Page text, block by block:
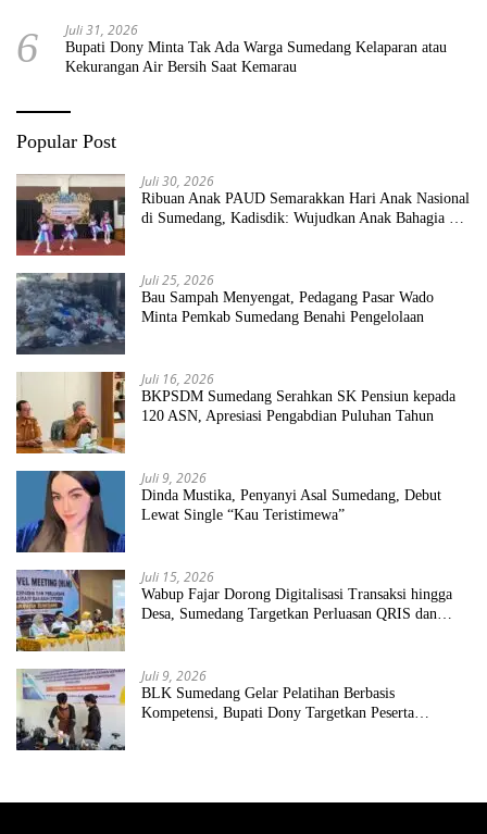
6 Juli 31, 2026
Bupati Dony Minta Tak Ada Warga Sumedang Kelaparan atau
Kekurangan Air Bersih Saat Kemarau
Popular Post
Juli 30, 2026
Ribuan Anak PAUD Semarakkan Hari Anak Nasional
di Sumedang, Kadisdik: Wujudkan Anak Bahagia dan
Juli 25, 2026
Bau Sampah Menyengat, Pedagang Pasar Wado
Minta Pemkab Sumedang Benahi Pengelolaan
Juli 16, 2026
BKPSDM Sumedang Serahkan SK Pensiun kepada
120 ASN, Apresiasi Pengabdian Puluhan Tahun
Juli 9, 2026
Dinda Mustika, Penyanyi Asal Sumedang, Debut
Lewat Single “Kau Teristimewa”
Juli 15, 2026
Wabup Fajar Dorong Digitalisasi Transaksi hingga
Desa, Sumedang Targetkan Perluasan QRIS dan
Juli 9, 2026
BLK Sumedang Gelar Pelatihan Berbasis
Kompetensi, Bupati Dony Targetkan Peserta